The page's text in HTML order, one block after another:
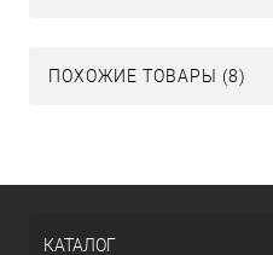
ПОХОЖИЕ ТОВАРЫ (8)
КАТАЛОГ